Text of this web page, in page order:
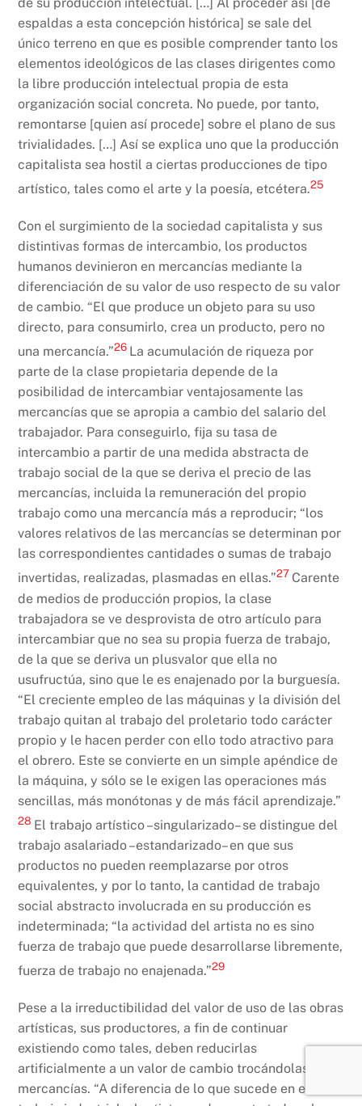
espaldas a esta concepción histórica] se sale del
único terreno en que es posible comprender tanto los
elementos ideológicos de las clases dirigentes como
la libre producción intelectual propia de esta
organización social concreta. No puede, por tanto,
remontarse [quien así procede] sobre el plano de sus
trivialidades. […] Así se explica uno que la producción
capitalista sea hostil a ciertas producciones de tipo
artístico, tales como el arte y la poesía, etcétera.25
Con el surgimiento de la sociedad capitalista y sus
distintivas formas de intercambio, los productos
humanos devinieron en mercancías mediante la
diferenciación de su valor de uso respecto de su valor
de cambio. “El que produce un objeto para su uso
directo, para consumirlo, crea un producto, pero no
una mercancía.”26 La acumulación de riqueza por
parte de la clase propietaria depende de la
posibilidad de intercambiar ventajosamente las
mercancías que se apropia a cambio del salario del
trabajador. Para conseguirlo, fija su tasa de
intercambio a partir de una medida abstracta de
trabajo social de la que se deriva el precio de las
mercancías, incluida la remuneración del propio
trabajo como una mercancía más a reproducir; “los
valores relativos de las mercancías se determinan por
las correspondientes cantidades o sumas de trabajo
invertidas, realizadas, plasmadas en ellas.”27 Carente
de medios de producción propios, la clase
trabajadora se ve desprovista de otro artículo para
intercambiar que no sea su propia fuerza de trabajo,
de la que se deriva un plusvalor que ella no
usufructúa, sino que le es enajenado por la burguesía.
“El creciente empleo de las máquinas y la división del
trabajo quitan al trabajo del proletario todo carácter
propio y le hacen perder con ello todo atractivo para
el obrero. Este se convierte en un simple apéndice de
la máquina, y sólo se le exigen las operaciones más
sencillas, más monótonas y de más fácil aprendizaje.”
28 El trabajo artístico –singularizado– se distingue del
trabajo asalariado –estandarizado– en que sus
productos no pueden reemplazarse por otros
equivalentes, y por lo tanto, la cantidad de trabajo
social abstracto involucrada en su producción es
indeterminada; “la actividad del artista no es sino
fuerza de trabajo que puede desarrollarse libremente,
fuerza de trabajo no enajenada.”29
Pese a la irreductibilidad del valor de uso de las obras
artísticas, sus productores, a fin de continuar
existiendo como tales, deben reducirlas
artificialmente a un valor de cambio trocándolas en
mercancías. “A diferencia de lo que sucede en el